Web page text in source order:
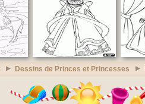
Dessins de Princes et Princesses